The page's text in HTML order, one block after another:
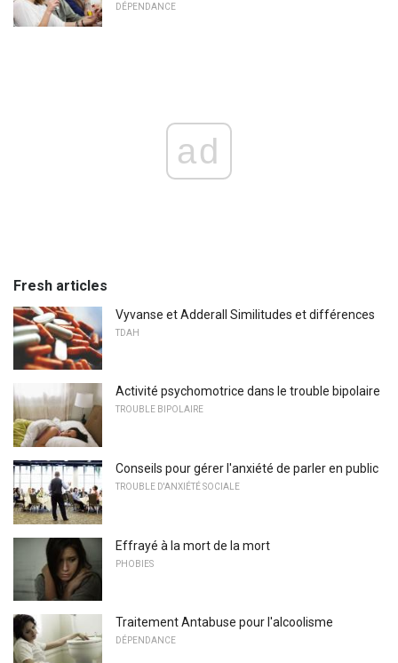
DÉPENDANCE
ad
Fresh articles
Vyvanse et Adderall Similitudes et différences
TDAH
Activité psychomotrice dans le trouble bipolaire
TROUBLE BIPOLAIRE
Conseils pour gérer l'anxiété de parler en public
TROUBLE D'ANXIÉTÉ SOCIALE
Effrayé à la mort de la mort
PHOBIES
Traitement Antabuse pour l'alcoolisme
DÉPENDANCE